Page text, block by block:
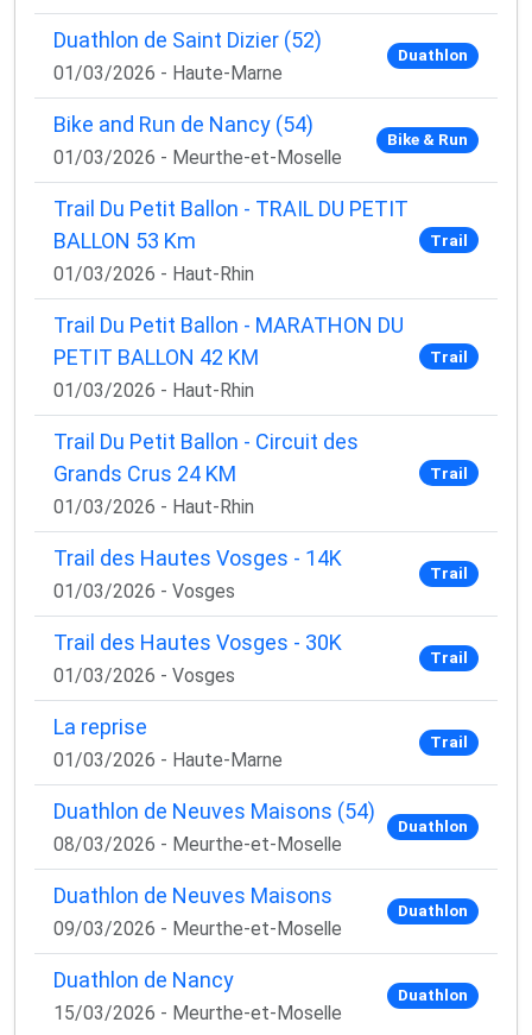
Duathlon de Saint Dizier (52)
01/03/2026 - Haute-Marne
Duathlon
Bike and Run de Nancy (54)
01/03/2026 - Meurthe-et-Moselle
Bike & Run
Trail Du Petit Ballon - TRAIL DU PETIT
BALLON 53 Km
01/03/2026 - Haut-Rhin
Trail
Trail Du Petit Ballon - MARATHON DU
PETIT BALLON 42 KM
01/03/2026 - Haut-Rhin
Trail
Trail Du Petit Ballon - Circuit des
Grands Crus 24 KM
01/03/2026 - Haut-Rhin
Trail
Trail des Hautes Vosges - 14K
01/03/2026 - Vosges
Trail
Trail des Hautes Vosges - 30K
01/03/2026 - Vosges
Trail
La reprise
01/03/2026 - Haute-Marne
Trail
Duathlon de Neuves Maisons (54)
08/03/2026 - Meurthe-et-Moselle
Duathlon
Duathlon de Neuves Maisons
09/03/2026 - Meurthe-et-Moselle
Duathlon
Duathlon de Nancy
15/03/2026 - Meurthe-et-Moselle
Duathlon